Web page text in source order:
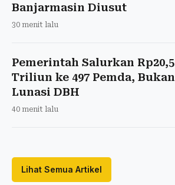
Banjarmasin Diusut
30 menit lalu
Pemerintah Salurkan Rp20,5
Triliun ke 497 Pemda, Bukan
Lunasi DBH
40 menit lalu
Lihat Semua Artikel